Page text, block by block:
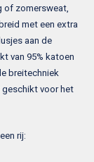
of zomersweat,
met een extra
aan de
van 95% katoen
breitechniek
voor het
rij: